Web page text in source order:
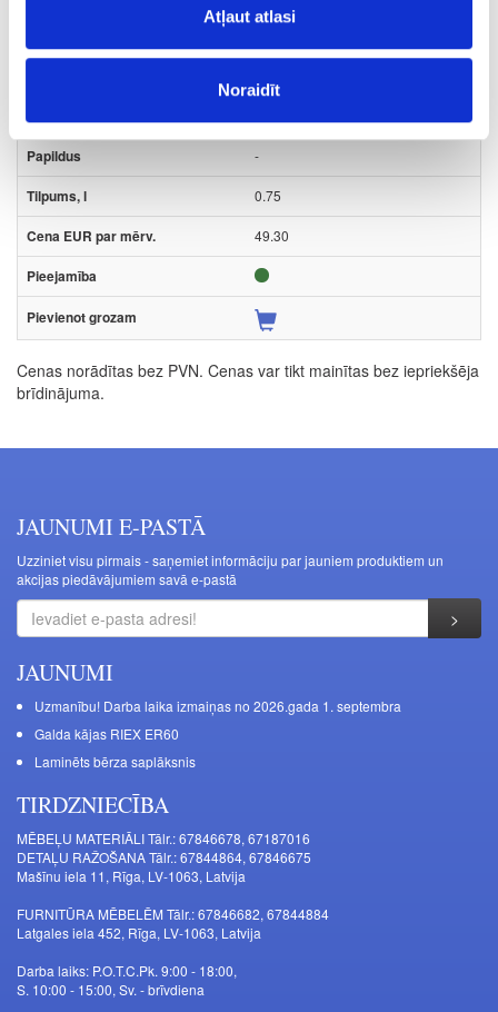
Atļaut atlasi
Noraidīt
Cietā vaska eļļa Hartwachs-Öl, gaiši
pelēka
-
0.75
49.30
Cenas norādītas bez PVN. Cenas var tikt mainītas bez iepriekšēja
brīdinājuma.
JAUNUMI E-PASTĀ
Uzziniet visu pirmais - saņemiet informāciju par jauniem produktiem un
akcijas piedāvājumiem savā e-pastā
JAUNUMI
Uzmanību! Darba laika izmaiņas no 2026.gada 1. septembra
Galda kājas RIEX ER60
Laminēts bērza saplāksnis
TIRDZNIECĪBA
MĒBEĻU MATERIĀLI Tālr.: 67846678, 67187016
DETAĻU RAŽOŠANA Tālr.: 67844864, 67846675
Mašīnu iela 11, Rīga, LV-1063, Latvija
FURNITŪRA MĒBELĒM Tālr.: 67846682, 67844884
Latgales iela 452, Rīga, LV-1063, Latvija
Darba laiks: P.O.T.C.Pk. 9:00 - 18:00,
S. 10:00 - 15:00, Sv. - brīvdiena